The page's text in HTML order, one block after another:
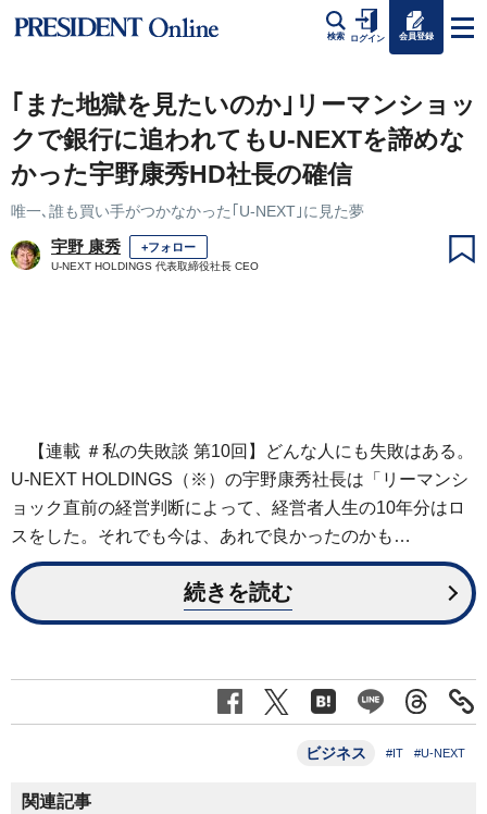
検索 ログイン 会員登録
｢また地獄を見たいのか｣リーマンショッ
クで銀行に追われてもU-NEXTを諦めな
かった宇野康秀HD社長の確信
唯一､誰も買い手がつかなかった｢U-NEXT｣に見た夢
宇野 康秀 +フォロー
U-NEXT HOLDINGS 代表取締役社長 CEO
【連載 ＃私の失敗談 第10回】どんな人にも失敗はある。
U-NEXT HOLDINGS（※）の宇野康秀社長は「リーマンシ
ョック直前の経営判断によって、経営者人生の10年分はロ
スをした。それでも今は、あれで良かったのかも…
続きを読む
ビジネス #IT #U-NEXT
関連記事